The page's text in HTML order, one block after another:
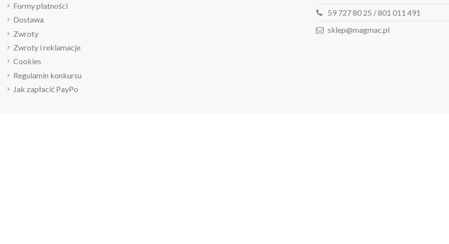
Formy płatności
Dostawa
Zwroty
Zwroty i reklamacje
Cookies
Regulamin konkursu
Jak zapłacić PayPo
59 727 80 25 / 801 011 491
sklep@magmac.pl